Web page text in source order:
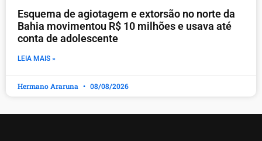
Esquema de agiotagem e extorsão no norte da
Bahia movimentou R$ 10 milhões e usava até
conta de adolescente
LEIA MAIS »
Hermano Araruna 08/08/2026